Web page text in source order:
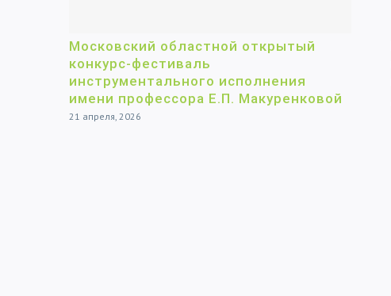
Московский областной открытый
конкурс-фестиваль
инструментального исполнения
имени профессора Е.П. Макуренковой
21 апреля, 2026